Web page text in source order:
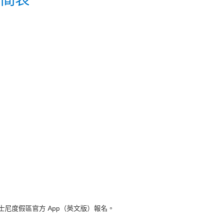
度假區官方 App（英文版）報名。